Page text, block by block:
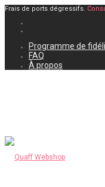
Frais de ports dégressifs.
Programme de
FAQ
À propos